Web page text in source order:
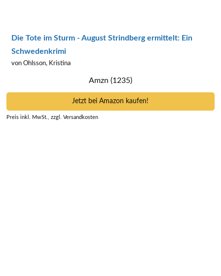
Die Tote im Sturm - August Strindberg ermittelt: Ein
Schwedenkrimi
von Ohlsson, Kristina
Amzn (1235)
Jetzt bei Amazon kaufen!
Preis inkl. MwSt., zzgl. Versandkosten